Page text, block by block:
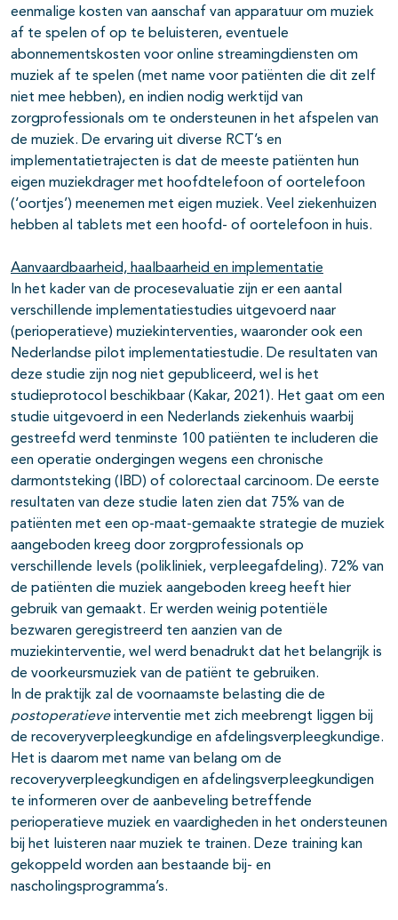
eenmalige kosten van aanschaf van apparatuur om muziek
af te spelen of op te beluisteren, eventuele
abonnementskosten voor online streamingdiensten om
muziek af te spelen (met name voor patiënten die dit zelf
niet mee hebben), en indien nodig werktijd van
zorgprofessionals om te ondersteunen in het afspelen van
de muziek. De ervaring uit diverse RCT’s en
implementatietrajecten is dat de meeste patiënten hun
eigen muziekdrager met hoofdtelefoon of oortelefoon
(‘oortjes’) meenemen met eigen muziek. Veel ziekenhuizen
hebben al tablets met een hoofd- of oortelefoon in huis.
Aanvaardbaarheid, haalbaarheid en implementatie
In het kader van de procesevaluatie zijn er een aantal
verschillende implementatiestudies uitgevoerd naar
(perioperatieve) muziekinterventies, waaronder ook een
Nederlandse pilot implementatiestudie. De resultaten van
deze studie zijn nog niet gepubliceerd, wel is het
studieprotocol beschikbaar (Kakar, 2021). Het gaat om een
studie uitgevoerd in een Nederlands ziekenhuis waarbij
gestreefd werd tenminste 100 patiënten te includeren die
een operatie ondergingen wegens een chronische
darmontsteking (IBD) of colorectaal carcinoom. De eerste
resultaten van deze studie laten zien dat 75% van de
patiënten met een op-maat-gemaakte strategie de muziek
aangeboden kreeg door zorgprofessionals op
verschillende levels (polikliniek, verpleegafdeling). 72% van
de patiënten die muziek aangeboden kreeg heeft hier
gebruik van gemaakt. Er werden weinig potentiële
bezwaren geregistreerd ten aanzien van de
muziekinterventie, wel werd benadrukt dat het belangrijk is
de voorkeursmuziek van de patiënt te gebruiken.
In de praktijk zal de voornaamste belasting die de
postoperatieveinterventie met zich meebrengt liggen bij
de recoveryverpleegkundige en afdelingsverpleegkundige.
Het is daarom met name van belang om de
recoveryverpleegkundigen en afdelingsverpleegkundigen
te informeren over de aanbeveling betreffende
perioperatieve muziek en vaardigheden in het ondersteunen
bij het luisteren naar muziek te trainen. Deze training kan
gekoppeld worden aan bestaande bij- en
nascholingsprogramma’s.